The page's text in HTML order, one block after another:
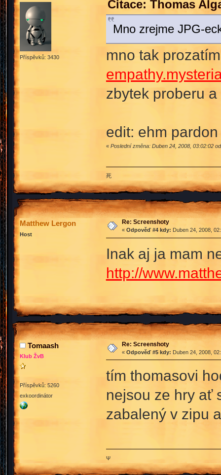
Příspěvků: 3430
Citace: Thomas
Mno zrejme JPG-
mno tak
zbytek proberu
edit: ehm
« Poslední změna: Duben 24, 2008, 03:02:02
死
Matthew Lergon
Host
Re: Screenshoty
« Odpověď #4 kdy: Duben 24, 2008,
Inak aj ja mam
http://
Tomaash
Klub ŽvB
Příspěvků: 5260
exkoordinátor
Re: Screenshoty
« Odpověď #5 kdy: Duben 24, 2008,
tím thomasovi
nejsou ze hry ať
zabalený v zipu
Ψ